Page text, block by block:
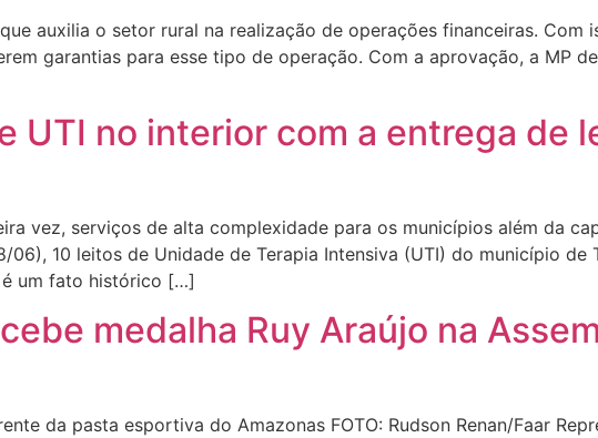
auxilia o setor rural na realização de operações financeiras. Com
garantias para esse tipo de operação. Com a aprovação, a MP
UTI no interior com a entrega de
vez, serviços de alta complexidade para os municípios além da
10 leitos de Unidade de Terapia Intensiva (UTI) do município de
é um fato histórico […]
medalha Ruy Araújo na
da pasta esportiva do Amazonas FOTO: Rudson Renan/Faar